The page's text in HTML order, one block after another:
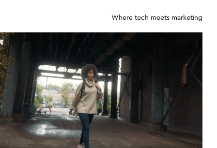
Where tech meets marketing